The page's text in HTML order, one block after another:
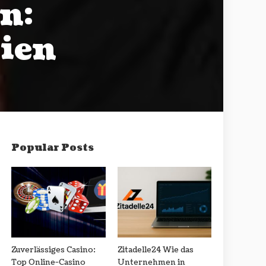
Popular Posts
Zuverlässiges Casino:
Top Online-Casino
Zitadelle24 Wie das
Unternehmen in